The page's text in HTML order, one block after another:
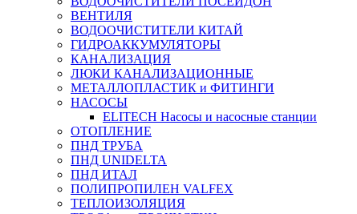
ВЕНТИЛЯ
ВОДООЧИСТИТЕЛИ КИТАЙ
ГИДРОАККУМУЛЯТОРЫ
КАНАЛИЗАЦИЯ
ЛЮКИ КАНАЛИЗАЦИОННЫЕ
МЕТАЛЛОПЛАСТИК и ФИТИНГИ
НАСОСЫ
ELITECH Насосы и насосные станции
ОТОПЛЕНИЕ
ПНД ТРУБА
ПНД UNIDELTA
ПНД ИТАЛ
ПОЛИПРОПИЛЕН VALFEX
ТЕПЛОИЗОЛЯЦИЯ